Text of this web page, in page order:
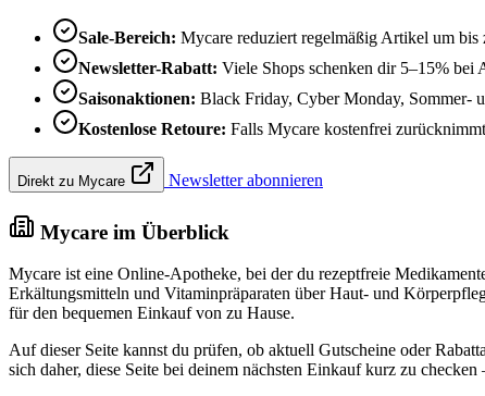
Sale-Bereich: Mycare reduziert regelmäßig Artikel um bis
Newsletter-Rabatt: Viele Shops schenken dir 5–15% bei
Saisonaktionen: Black Friday, Cyber Monday, Sommer-
Kostenlose Retoure: Falls Mycare kostenfrei
Direkt zu Mycare Newsletter abonnieren
Mycare im Überblick
Mycare ist eine Online-Apotheke, bei der du rezeptfreie
Erkältungsmitteln und Vitaminpräparaten über Haut- und
für den bequemen Einkauf von zu Hause.
Auf dieser Seite kannst du prüfen, ob aktuell Gutscheine oder
sich daher, diese Seite bei deinem nächsten Einkauf kurz zu